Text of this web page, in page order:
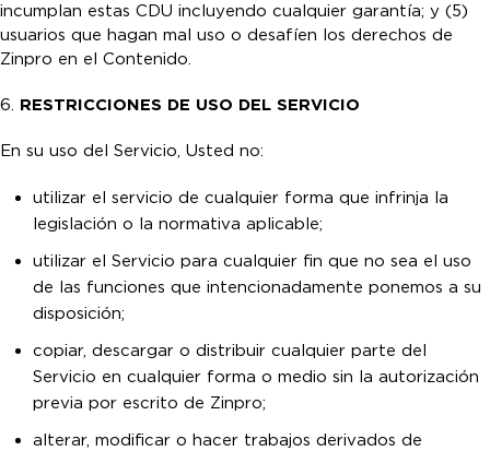
incumplan estas CDU incluyendo cualquier garantía; y (5)
usuarios que hagan mal uso o desafíen los derechos de
Zinpro en el Contenido.
6. RESTRICCIONES DE USO DEL SERVICIO
En su uso del Servicio, Usted no:
utilizar el servicio de cualquier forma que infrinja la
legislación o la normativa aplicable;
utilizar el Servicio para cualquier fin que no sea el uso
de las funciones que intencionadamente ponemos a su
disposición;
copiar, descargar o distribuir cualquier parte del
Servicio en cualquier forma o medio sin la autorización
previa por escrito de Zinpro;
alterar, modificar o hacer trabajos derivados de